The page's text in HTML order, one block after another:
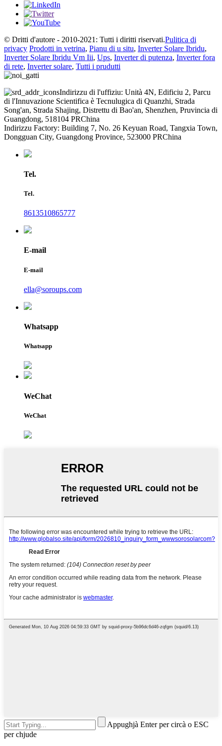
© Dritti d'autore - 2010-2021: Tutti i diritti riservati.Pulitica di
privacy Prodotti in vetrina, Pianu di u situ, Inverter Solare Ibridu,
Inverter Solare Ibridu Vm Iii, Ups, Inverter di putenza, Inverter fora
di rete, Inverter solare, Tutti i prudutti
Indirizzu di l'uffiziu: Unità 4N, Edificiu 2, Parcu
di l'Innuvazione Scientifica è Tecnulugica di Quanzhi, Strada
Song'an, Strada Shajing, Distrettu di Bao'an, Shenzhen, Pruvincia di
Guangdong, 518104 PRChina
Indirizzu Factory: Building 7, No. 26 Keyuan Road, Tangxia Town,
Dongguan City, Guangdong Province, 523000 PRChina
Tel.
Tel.
8613510865777
E-mail
E-mail
ella@soroups.com
Whatsapp
Whatsapp
WeChat
WeChat
Appughjà Enter per circà o ESC
per chjude